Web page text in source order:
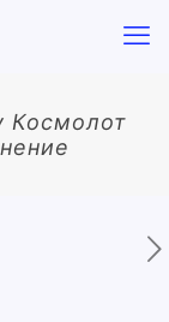
Космолот